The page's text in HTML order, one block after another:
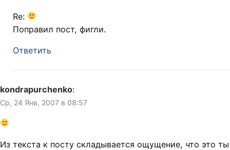
Re:
Поправил пост, фигли.
Ответить
kondrapurchenko:
Ср, 24 Янв, 2007 в 08:57
Из текста к посту складывается ощущение, что это ты